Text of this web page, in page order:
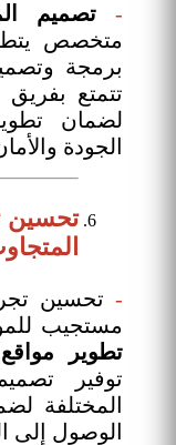
-تصميم
متخصص
برمجة
تتمتع
لضمان
الجودة
تحسين
- تحسين
مستجيب
تطوير مواقع
توفير
المختلفة
الوصول إلى